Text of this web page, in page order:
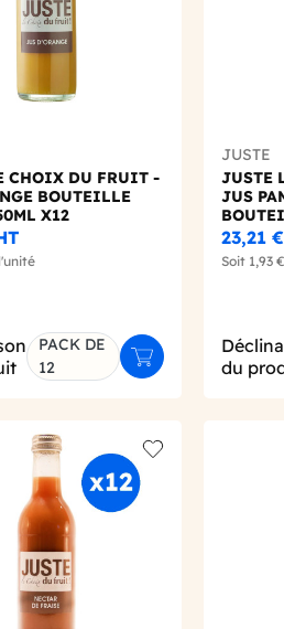
CHOIX DU FRUIT -
BOUTEILLE
X12
l'unité
PACK DE
12
Ajouter au panier
JUSTE
JUSTE
JUS
X12
23,21 €
Soit 1,93 €
du